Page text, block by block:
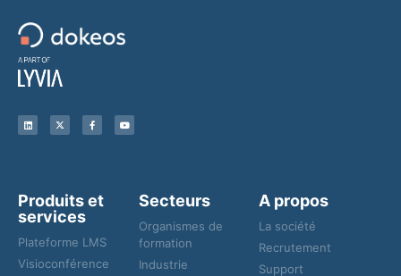
Produits et
services
Plateforme LMS
Visioconférence
Secteurs
Organismes de
formation
Industrie
A propos
La société
Recrutement
Support